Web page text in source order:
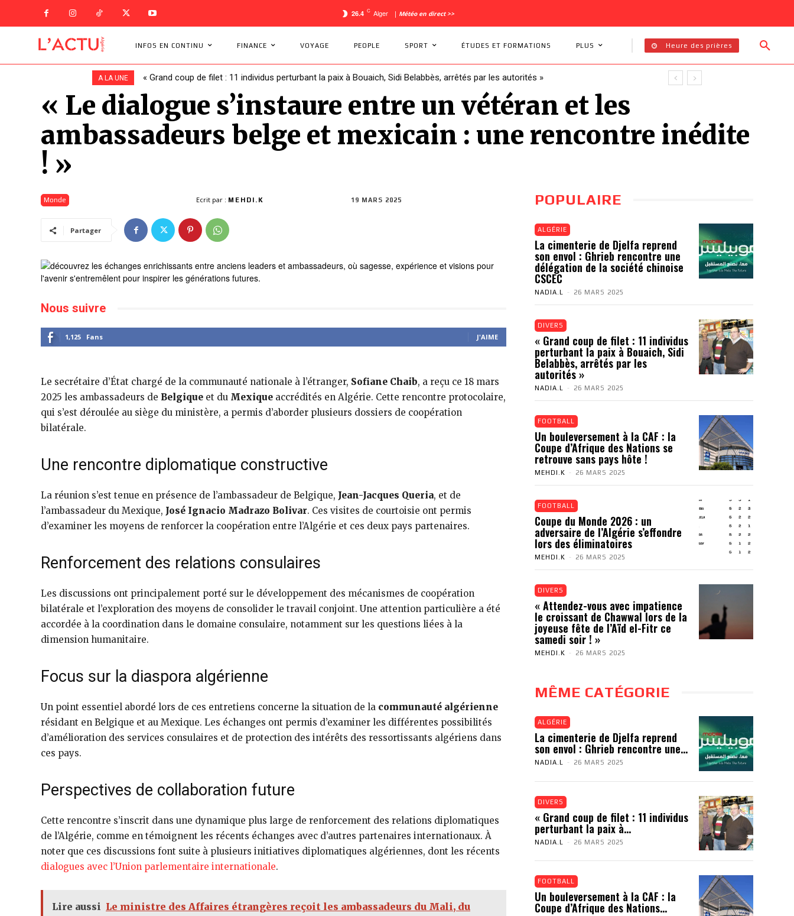
26.4 C Alger | Météo en direct >>
INFOS EN CONTINU FINANCE VOYAGE PEOPLE SPORT ÉTUDES ET FORMATIONS PLUS Heure des prières
A LA UNE « Grand coup de filet : 11 individus perturbant la paix à Bouaich, Sidi Belabbès, arrêtés par les autorités »
« Le dialogue s’instaure entre un vétéran et les
ambassadeurs belge et mexicain : une rencontre inédite
! »
Monde Ecrit par : MEHDI.K 19 MARS 2025
Partager
Nous suivre
1,125 Fans J'AIME
Le secrétaire d’État chargé de la communauté nationale à l’étranger, Sofiane Chaib, a reçu ce 18 mars
2025 les ambassadeurs de Belgique et du Mexique accrédités en Algérie. Cette rencontre protocolaire,
qui s’est déroulée au siège du ministère, a permis d’aborder plusieurs dossiers de coopération
bilatérale.
Une rencontre diplomatique constructive
La réunion s’est tenue en présence de l’ambassadeur de Belgique, Jean-Jacques Queria, et de
l’ambassadeur du Mexique, José Ignacio Madrazo Bolivar. Ces visites de courtoisie ont permis
d’examiner les moyens de renforcer la coopération entre l’Algérie et ces deux pays partenaires.
Renforcement des relations consulaires
Les discussions ont principalement porté sur le développement des mécanismes de coopération
bilatérale et l’exploration des moyens de consolider le travail conjoint. Une attention particulière a été
accordée à la coordination dans le domaine consulaire, notamment sur les questions liées à la
dimension humanitaire.
Focus sur la diaspora algérienne
Un point essentiel abordé lors de ces entretiens concerne la situation de la communauté algérienne
résidant en Belgique et au Mexique. Les échanges ont permis d’examiner les différentes possibilités
d’amélioration des services consulaires et de protection des intérêts des ressortissants algériens dans
ces pays.
Perspectives de collaboration future
Cette rencontre s’inscrit dans une dynamique plus large de renforcement des relations diplomatiques
de l’Algérie, comme en témoignent les récents échanges avec d’autres partenaires internationaux. À
noter que ces discussions font suite à plusieurs initiatives diplomatiques algériennes, dont les récents
dialogues avec l’Union parlementaire internationale.
Lire aussi Le ministre des Affaires étrangères reçoit les ambassadeurs du Mali, du
POPULAIRE
ALGÉRIE
La cimenterie de Djelfa reprend
son envol : Ghrieb rencontre une
délégation de la société chinoise
CSCEC
NADIA.L - 26 MARS 2025
DIVERS
« Grand coup de filet : 11 individus
perturbant la paix à Bouaich, Sidi
Belabbès, arrêtés par les
autorités »
NADIA.L - 26 MARS 2025
FOOTBALL
Un bouleversement à la CAF : la
Coupe d’Afrique des Nations se
retrouve sans pays hôte !
MEHDI.K - 26 MARS 2025
FOOTBALL
Coupe du Monde 2026 : un
adversaire de l’Algérie s’effondre
lors des éliminatoires
MEHDI.K - 26 MARS 2025
DIVERS
« Attendez-vous avec impatience
le croissant de Chawwal lors de la
joyeuse fête de l’Aïd el-Fitr ce
samedi soir ! »
MEHDI.K - 26 MARS 2025
MÊME CATÉGORIE
ALGÉRIE
La cimenterie de Djelfa reprend
son envol : Ghrieb rencontre une...
NADIA.L - 26 MARS 2025
DIVERS
« Grand coup de filet : 11 individus
perturbant la paix à...
NADIA.L - 26 MARS 2025
FOOTBALL
Un bouleversement à la CAF : la
Coupe d’Afrique des Nations...